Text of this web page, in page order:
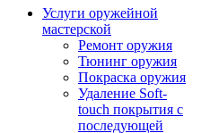
Услуги оружейной
мастерской
Ремонт оружия
Тюнинг оружия
Покраска оружия
Удаление Soft-
touch покрытия с
последующей